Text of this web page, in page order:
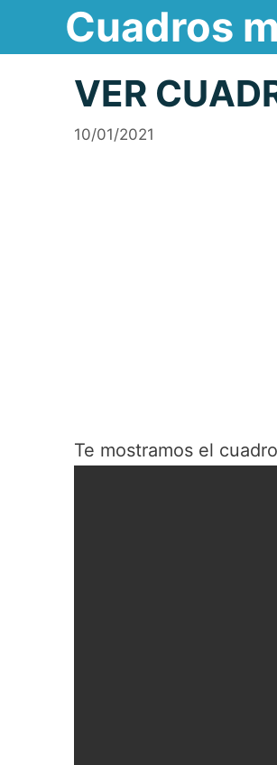
contenido
Cuadros
VER
10/01/2021
Te mostramos el